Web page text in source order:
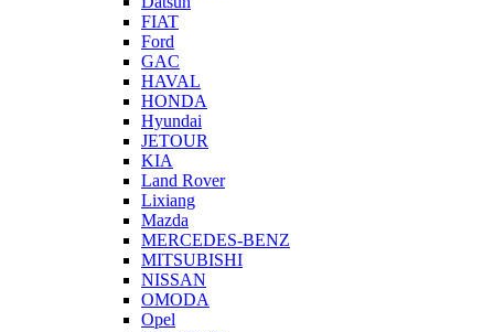
FIAT
Ford
GAC
HAVAL
HONDA
Hyundai
JETOUR
KIA
Land Rover
Lixiang
Mazda
MERCEDES-BENZ
MITSUBISHI
NISSAN
OMODA
Opel